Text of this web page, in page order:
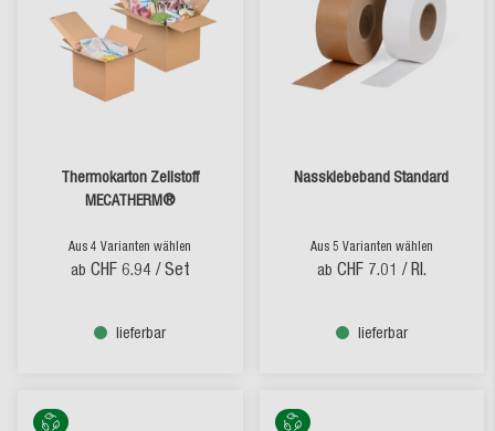
Thermokarton Zellstoff
MECATHERM®
Aus 4 Varianten wählen
ab CHF 6.94 / Set
lieferbar
Nassklebeband Standard
Aus 5 Varianten wählen
ab CHF 7.01 / Rl.
lieferbar